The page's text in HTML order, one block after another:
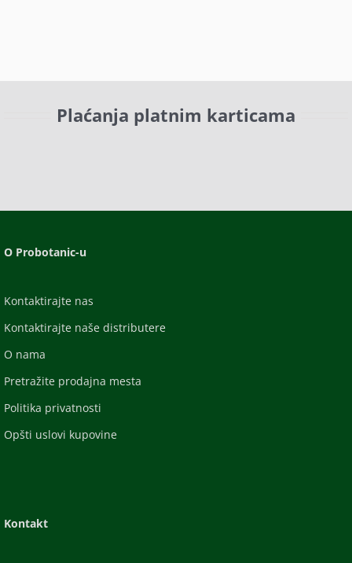
Plaćanja platnim karticama
O Probotanic-u
Kontaktirajte nas
Kontaktirajte naše distributere
O nama
Pretražite prodajna mesta
Politika privatnosti
Opšti uslovi kupovine
Kontakt